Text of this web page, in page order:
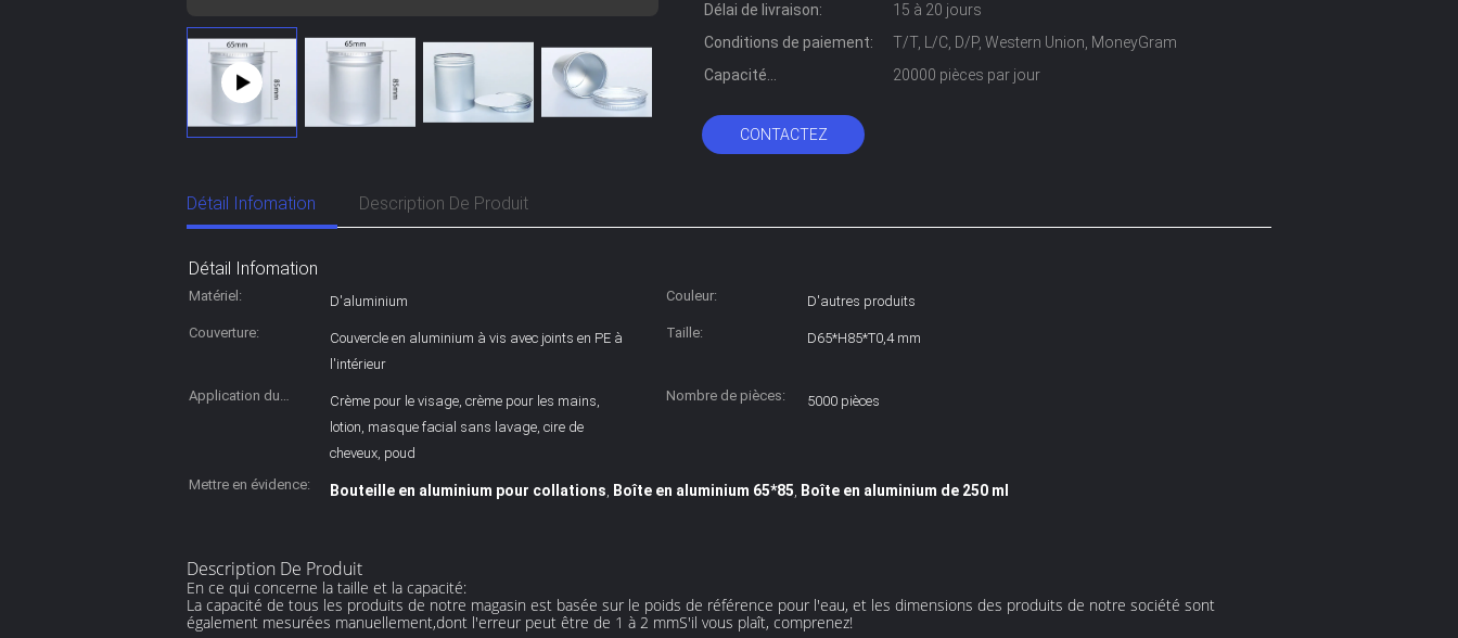
Délai de livraison:
15 à 20 jours
Conditions de paiement:
T/T, L/C, D/P, Western Union, MoneyGram
Capacité
20000 pièces par jour
CONTACTEZ
Détail Infomation Description De Produit
Détail Infomation
Matériel: D'aluminium Couleur:
D'autres produits
Couverture:
Couvercle en aluminium à vis avec joints en PE à
l'intérieur
Taille: D65*H85*T0,4 mm
Application du
Crème pour le visage, crème pour les mains,
lotion, masque facial sans lavage, cire de
cheveux, poud
Nombre de pièces: 5000 pièces
Mettre en évidence: Bouteille en aluminium pour collations, Boîte en aluminium 65*85, Boîte en aluminium de 250 ml
Description De Produit
En ce qui concerne la taille et la capacité:
La capacité de tous les produits de notre magasin est basée sur le poids de référence pour l'eau, et les dimensions des produits de notre société sont
également mesurées manuellement,dont l'erreur peut être de 1 à 2 mmS'il vous plaît, comprenez!